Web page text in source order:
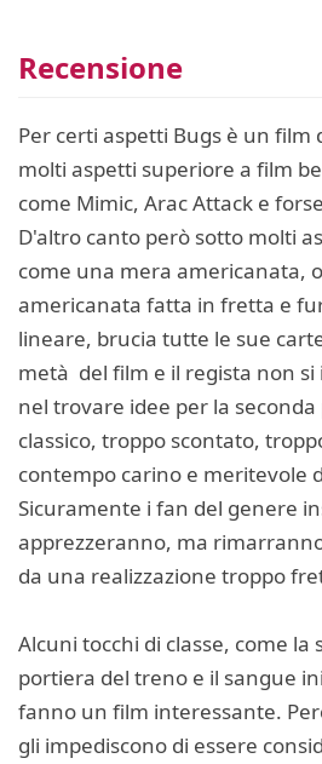
Recensione
Per certi aspetti Bugs è un film
molti aspetti superiore a film
come Mimic, Arac Attack e
D'altro canto però sotto molti
come una mera americanata,
americanata fatta in fretta e
lineare, brucia tutte le sue
metà del film e il regista non
nel trovare idee per la
classico, troppo scontato,
contempo carino e meritevole
Sicuramente i fan del genere
apprezzeranno, ma
da una realizzazione troppo
Alcuni tocchi di classe, come la
portiera del treno e il sangue
fanno un film interessante.
gli impediscono di essere